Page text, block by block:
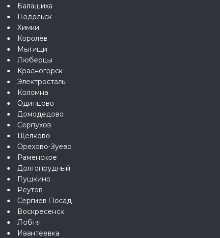
Балашиха
Подольск
Химки
Королёв
Мытищи
Люберцы
Красногорск
Электросталь
Коломна
Одинцово
Домодедово
Серпухов
Щёлково
Орехово-Зуево
Раменское
Долгопрудный
Пушкино
Реутов
Сергиев Посад
Воскресенск
Лобня
Ивантеевка